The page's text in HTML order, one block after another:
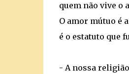
quem não vive o
O amor mútuo é
é o estatuto que
- A nossa